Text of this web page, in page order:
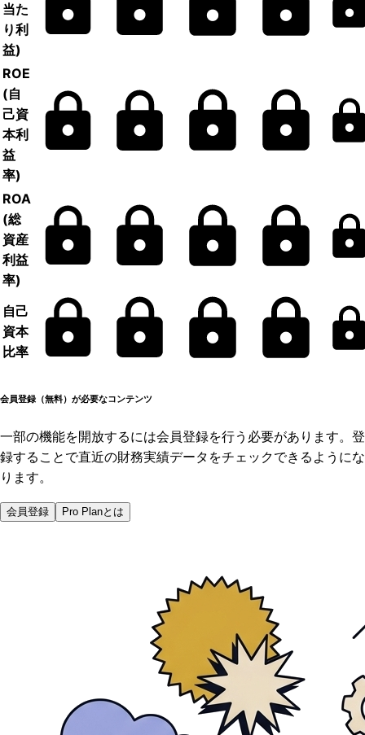
当た
り利
益)
ROE
(自
己資
本利
益
率)
ROA
(総
資産
利益
率)
自己
資本
比率
会員登録（無料）が必要なコンテンツ
一部の機能を開放するには会員登録を行う必要があります。登
録することで直近の財務実績データをチェックできるようにな
ります。
会員登録 Pro Planとは